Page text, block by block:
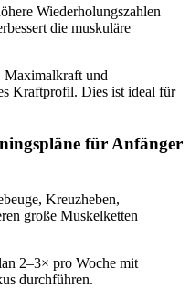
Wiederholungszahlen
die muskuläre
Maximalkraft und
Kraftprofil. Dies ist ideal für
für Anfänger
Kreuzheben,
große Muskelketten
2–3× pro Woche mit
durchführen.